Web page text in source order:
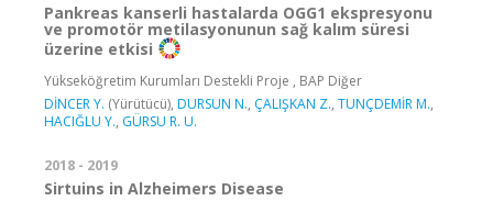
Pankreas kanserli hastalarda OGG1 ekspresyonu
ve promotör metilasyonunun sağ kalım süresi
üzerine etkisi
Yükseköğretim Kurumları Destekli Proje , BAP Diğer
DİNCER Y. (Yürütücü), DURSUN N., ÇALIŞKAN Z., TUNÇDEMİR M.,
HACIĞLU Y., GÜRSU R. U.
2018 - 2019
Sirtuins in Alzheimers Disease